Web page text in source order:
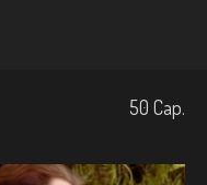
50 Cap.